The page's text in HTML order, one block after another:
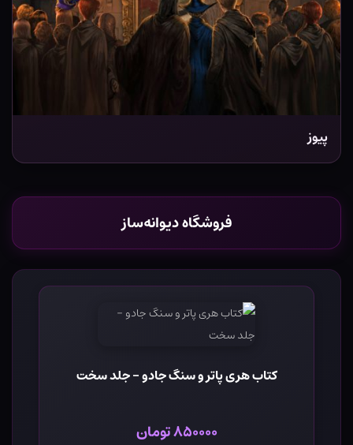
پیوز
فروشگاه دیوانه‌ساز
کتاب هری پاتر و سنگ جادو - جلد سخت
۸۵۰۰۰۰ تومان